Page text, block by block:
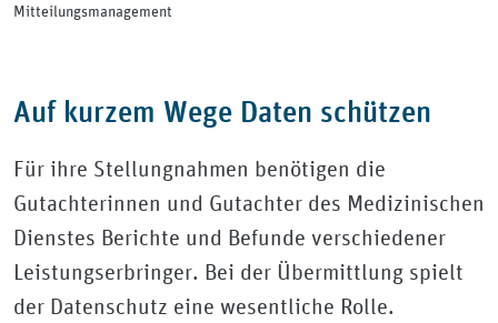
Mitteilungsmanagement
Auf kurzem Wege Daten schützen
Für ihre Stellungnahmen benötigen die
Gutachterinnen und Gutachter des Medizinischen
Dienstes Berichte und Befunde verschiedener
Leistungserbringer. Bei der Übermittlung spielt
der Datenschutz eine wesentliche Rolle.